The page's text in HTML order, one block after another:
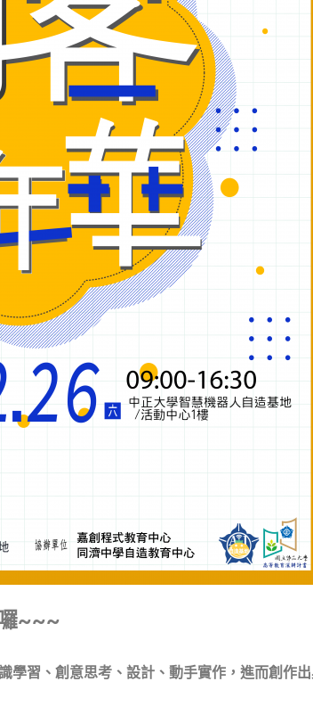
~~~
學習、創意思考、設計、動手實作，進而創作